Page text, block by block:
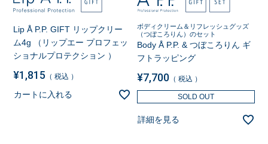
Lip Å P.P. GIFT リップクリー
ム4g （リップエー プロフェッ
ショナルプロテクション ）
¥1,815 税込
カートに入れる
ボディクリーム＆リフレッシュグッズ
（つぼころりん）のセット
Body Å P.P. & つぼころりん ギ
フトラッピング
¥7,700 税込
SOLD OUT
詳細を見る